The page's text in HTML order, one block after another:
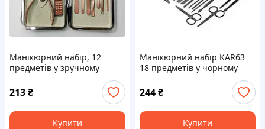
Манікюрний набір, 12
предметів у зручному
213₴
Купити
Манікюрний набір KAR63
18 предметів у чорному
кейсі • Набір для манікюру,
педикюру та догляду за
обличчям
244₴
Купити